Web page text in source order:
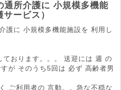
通所介護に 小規模多機能
ービス）
護に 小規模多機能施設を 利用し
おります。。。 送迎には 週 の
が そのうち5回は 必ず 高齢者男
ご利用者の 言動。。急な不穏な